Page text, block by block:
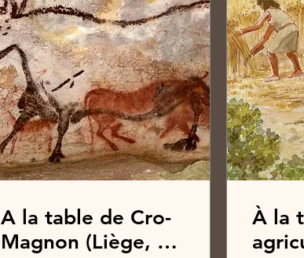
A la table de Cro-
Magnon (Liège, 2e
À la